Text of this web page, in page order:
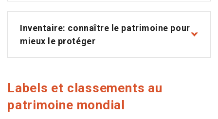
Inventaire: connaître le patrimoine pour
mieux le protéger
Labels et classements au
patrimoine mondial